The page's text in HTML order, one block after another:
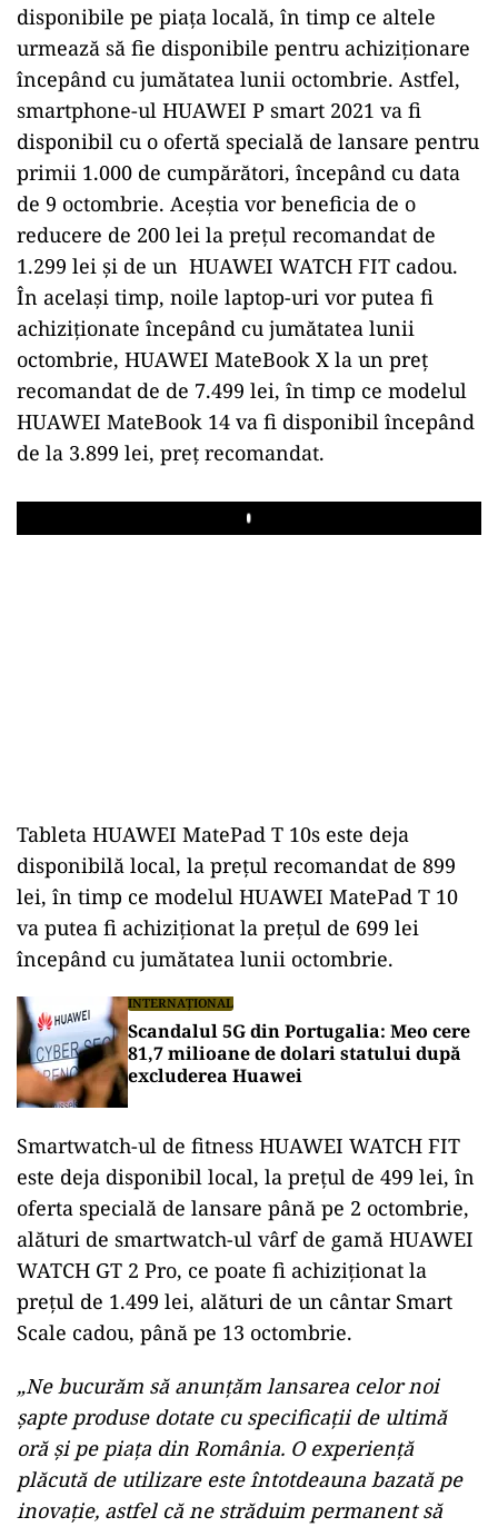
disponibile pe piața locală, în timp ce altele
urmează să fie disponibile pentru achiziționare
începând cu jumătatea lunii octombrie. Astfel,
smartphone-ul HUAWEI P smart 2021 va fi
disponibil cu o ofertă specială de lansare pentru
primii 1.000 de cumpărători, începând cu data
de 9 octombrie. Aceștia vor beneficia de o
reducere de 200 lei la prețul recomandat de
1.299 lei și de un HUAWEI WATCH FIT cadou.
În același timp, noile laptop-uri vor putea fi
achiziționate începând cu jumătatea lunii
octombrie, HUAWEI MateBook X la un preț
recomandat de de 7.499 lei, în timp ce modelul
HUAWEI MateBook 14 va fi disponibil începând
de la 3.899 lei, preț recomandat.
Play
Tableta HUAWEI MatePad T 10s este deja
disponibilă local, la prețul recomandat de 899
lei, în timp ce modelul HUAWEI MatePad T 10
va putea fi achiziționat la prețul de 699 lei
începând cu jumătatea lunii octombrie.
INTERNAȚIONAL
Scandalul 5G din Portugalia: Meo cere
81,7 milioane de dolari statului după
excluderea Huawei
Smartwatch-ul de fitness HUAWEI WATCH FIT
este deja disponibil local, la prețul de 499 lei, în
oferta specială de lansare până pe 2 octombrie,
alături de smartwatch-ul vârf de gamă HUAWEI
WATCH GT 2 Pro, ce poate fi achiziționat la
prețul de 1.499 lei, alături de un cântar Smart
Scale cadou, până pe 13 octombrie.
„Ne bucurăm să anunțăm lansarea celor noi
șapte produse dotate cu specificații de ultimă
oră și pe piața din România. O experiență
plăcută de utilizare este întotdeauna bazată pe
inovație, astfel că ne străduim permanent să